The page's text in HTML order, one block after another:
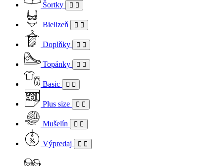
Šortky
Bielizeň
Doplňky
Topánky
Basic
Plus size
Mušelín
Výpredaj